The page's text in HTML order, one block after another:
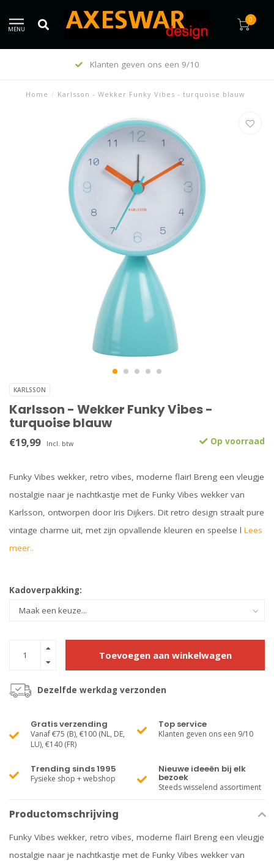
MENU
0
Klanten geven ons een 9/10
Home / Karlsson - Wekker Funky Vibes - turquoise blauw
KARLSSON
Karlsson - Wekker Funky Vibes -
turquoise blauw
€19,99 Incl. btw Op voorraad
Funky Vibes wekker, retro vibes, moderne flair! Breng een vleugje
nostalgie naar je nachtkastje met de Funky Vibes wekker van
Karlsson, ontworpen door Iris Dijkers. Dit retro design straalt pure
vintage charme uit, met zijn opvallende kleuren en speelse l Lees
meer..
Kadoverpakking:
Toevoegen aan winkelwagen
Dezelfde werkdag verzonden
Gratis verzending
Vanaf €75 (B), €100 (NL, DE,
LU), €140 (FR)
Top service
Klanten geven ons een 9/10
Trending sinds 1995
Fysieke shop + webshop
Nieuwe ideeën bij elk
bezoek
Steeds wisselend assortiment
Productomschrijving
Funky Vibes wekker, retro vibes, moderne flair! Breng een vleugje
nostalgie naar je nachtkastje met de Funky Vibes wekker van